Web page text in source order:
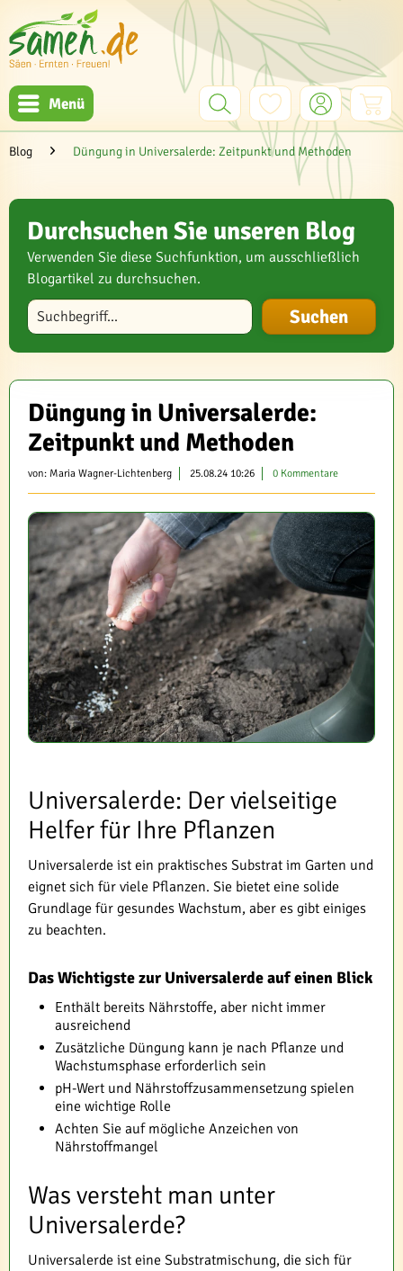
Menü
Blog Düngung in Universalerde: Zeitpunkt und Methoden
Durchsuchen Sie unseren Blog
Verwenden Sie diese Suchfunktion, um ausschließlich
Blogartikel zu durchsuchen.
Blog durchsuchen
Düngung in Universalerde:
Zeitpunkt und Methoden
von: Maria Wagner-Lichtenberg 25.08.24 10:26 0 Kommentare
Universalerde: Der vielseitige
Helfer für Ihre Pflanzen
Universalerde ist ein praktisches Substrat im Garten und
eignet sich für viele Pflanzen. Sie bietet eine solide
Grundlage für gesundes Wachstum, aber es gibt einiges
zu beachten.
Das Wichtigste zur Universalerde auf einen Blick
Enthält bereits Nährstoffe, aber nicht immer
ausreichend
Zusätzliche Düngung kann je nach Pflanze und
Wachstumsphase erforderlich sein
pH-Wert und Nährstoffzusammensetzung spielen
eine wichtige Rolle
Achten Sie auf mögliche Anzeichen von
Nährstoffmangel
Was versteht man unter
Universalerde?
Universalerde ist eine Substratmischung, die sich für